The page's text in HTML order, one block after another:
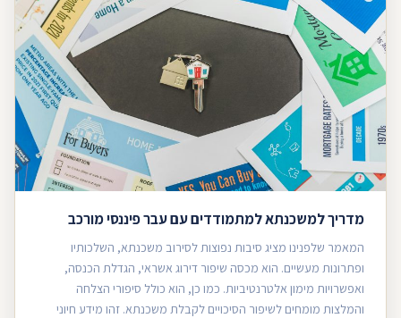
מדריך למשכנתא למתמודדים עם עבר פיננסי מורכב
המאמר שלפנינו מציג סיבות נפוצות לסירוב משכנתא, השלכותיו
ופתרונות מעשיים. הוא מכסה שיפור דירוג אשראי, הגדלת הכנסה,
ואפשרויות מימון אלטרנטיביות. כמו כן, הוא כולל סיפורי הצלחה
והמלצות מומחים לשיפור הסיכויים לקבלת משכנתא. זהו מידע חיוני